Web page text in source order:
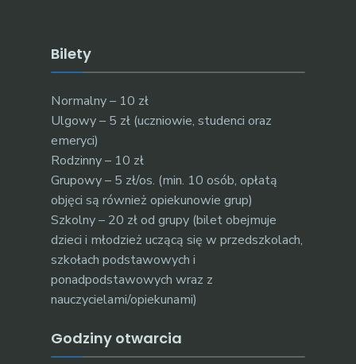
Bilety
Normalny – 10 zł
Ulgowy – 5 zł (uczniowie, studenci oraz
emeryci)
Rodzinny – 10 zł
Grupowy – 5 zł/os. (min. 10 osób, opłatą
objęci są również opiekunowie grup)
Szkolny – 20 zł od grupy (bilet obejmuje
dzieci i młodzież uczącą się w przedszkolach,
szkołach podstawowych i
ponadpodstawowych wraz z
nauczycielami/opiekunami)
Godziny otwarcia